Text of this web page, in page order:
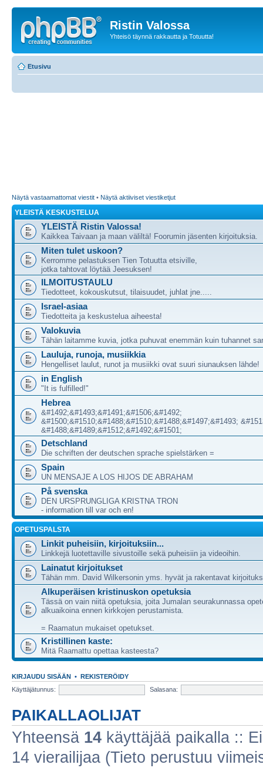
Ristin Valossa
Yhteisö täynnä rakkautta ja Totuutta!
Etusivu
Näytä vastaamattomat viestit • Näytä aktiiviset viestiketjut
YLEISTÄ KESKUSTELUA
YLEISTÄ Ristin Valossa!
Kaikkea Taivaan ja maan väliltä! Foorumin jäsenten kirjoituksia.
Miten tulet uskoon?
Kerromme pelastuksen Tien Totuutta etsiville,
jotka tahtovat löytää Jeesuksen!
ILMOITUSTAULU
Tiedotteet, kokouskutsut, tilaisuudet, juhlat jne.....
Israel-asiaa
Tiedotteita ja keskustelua aiheesta!
Valokuvia
Tähän laitamme kuvia, jotka puhuvat enemmän kuin tuhannet
Lauluja, runoja, musiikkia
Hengelliset laulut, runot ja musiikki ovat suuri siunauksen lähde!
in English
"It is fulfilled!"
Hebrea
&#1492;&#1493;&#1491;&#1506;&#1492;
&#1500;&#1510;&#1488;&#1510;&#1488;&#1497;&#1493;
&#1488;&#1489;&#1512;&#1492;&#1501;
Detschland
Die schriften der deutschen sprache spielstärken =
Spain
UN MENSAJE A LOS HIJOS DE ABRAHAM
På svenska
DEN URSPRUNGLIGA KRISTNA TRON
- information till var och en!
OPETUSPALSTA
Linkit puheisiin, kirjoituksiin...
Linkkejä luotettaville sivustoille sekä puheisiin ja videoihin.
Lainatut kirjoitukset
Tähän mm. David Wilkersonin yms. hyvät ja rakentavat
Alkuperäisen kristinuskon opetuksia
Tässä on vain niitä opetuksia, joita Jumalan seurakunnassa
alkuaikoina ennen kirkkojen perustamista.
= Raamatun mukaiset opetukset.
Kristillinen kaste:
Mitä Raamattu opettaa kasteesta?
KIRJAUDU SISÄÄN • REKISTERÖIDY
Käyttäjätunnus:
Salasana:
PAIKALLAOLIJAT
Yhteensä 14 käyttäjää paikalla ::
14 vierailijaa (Tieto perustuu